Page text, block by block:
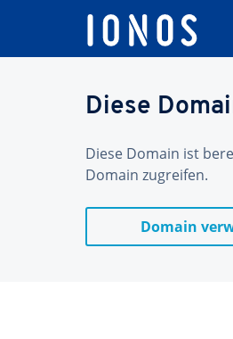
Diese
Diese Domain ist
Domain zugreifen.
Domain